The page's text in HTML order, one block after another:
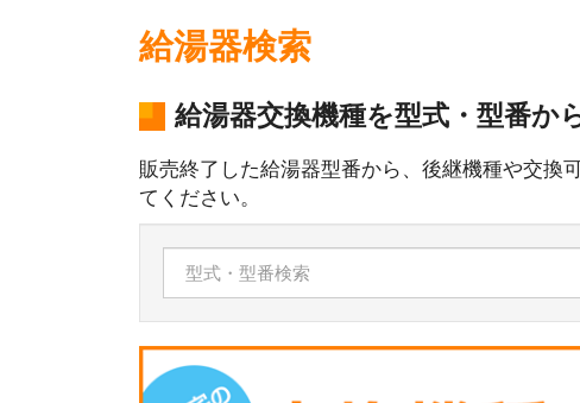
給湯器検索
給湯器交換機種を型式・型番か
販売終了した給湯器型番から、後継機種や交換
てください。